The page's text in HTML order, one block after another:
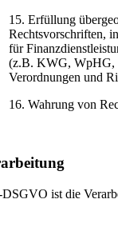
15. Erfüllung
Rechts­vorschriften,
für
(z.B. KWG, WpHG,
Verordnungen und
16. Wahrung von
ist die